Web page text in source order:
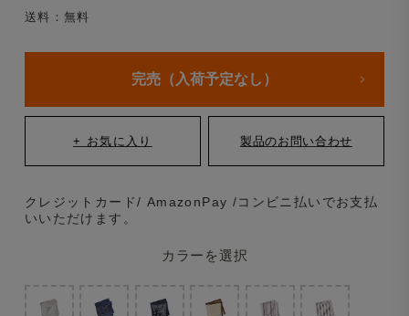
送料：無料
カラーを選択
完売（入荷予定なし）
クレジットカード/ AmazonPay /コンビニ払いでお支払
いいただけます。